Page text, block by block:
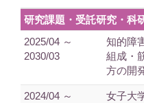
研究課題・受託研究・科
2025/04 ～
2030/03
知的障
組成・
方の開
2024/04 ～
女子大